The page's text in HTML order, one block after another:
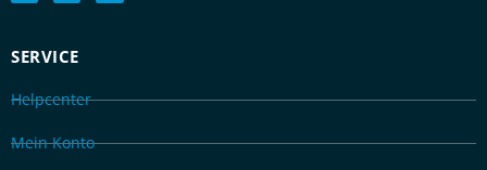
SERVICE
Helpcenter
Mein Konto